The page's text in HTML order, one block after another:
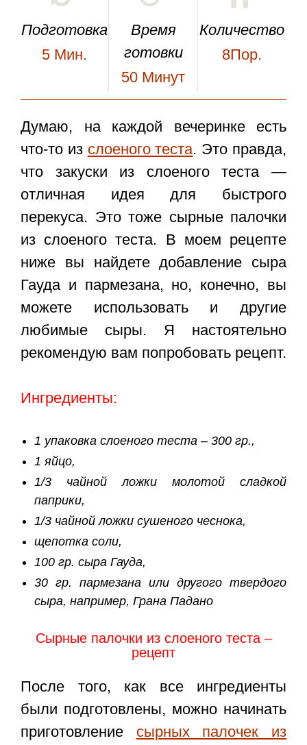
Подготовка
5 Мин.
Время
готовки
50 Минут
Количество
8Пор.
Думаю, на каждой вечеринке есть
что-то из слоеного теста. Это правда,
что закуски из слоеного теста —
отличная идея для быстрого
перекуса. Это тоже сырные палочки
из слоеного теста. В моем рецепте
ниже вы найдете добавление сыра
Гауда и пармезана, но, конечно, вы
можете использовать и другие
любимые сыры. Я настоятельно
рекомендую вам попробовать рецепт.
Ингредиенты:
1 упаковка слоеного теста – 300 гр.,
1 яйцо,
1/3 чайной ложки молотой сладкой
паприки,
1/3 чайной ложки сушеного чеснока,
щепотка соли,
100 гр. сыра Гауда,
30 гр. пармезана или другого твердого
сыра, например, Грана Падано
Сырные палочки из слоеного теста –
рецепт
После того, как все ингредиенты
были подготовлены, можно начинать
приготовление сырных палочек из